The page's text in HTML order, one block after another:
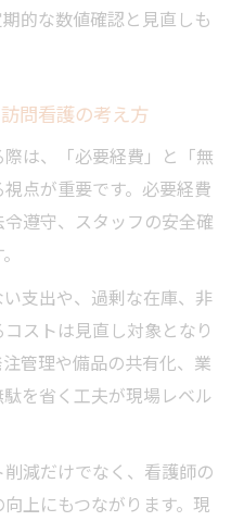
的な数値確認と見直しも
問看護の考え方
は、「必要経費」と「無
点が重要です。必要経費
遵守、スタッフの安全確
支出や、過剰な在庫、非
ストは見直し対象となり
管理や備品の共有化、業
を省く工夫が現場レベル
減だけでなく、看護師の
上にもつながります。現